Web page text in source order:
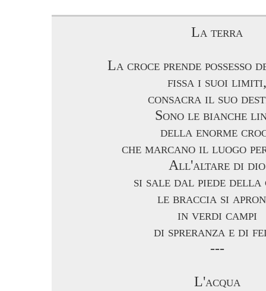
La terra
La croce prende possesso
fissa i suoi limiti,
consacra il suo
Sono le bianche
della enorme
che marcano il luogo
All'altare di dio
si sale dal piede della
le braccia si
in verdi campi
di spreranza e di
---
L'acqua